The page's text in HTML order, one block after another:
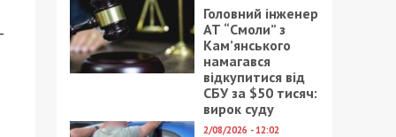
Головний інженер
АТ “Смоли” з
Кам’янського
намагався
відкупитися від
СБУ за $50 тисяч:
вирок суду
2/08/2026 - 12:02